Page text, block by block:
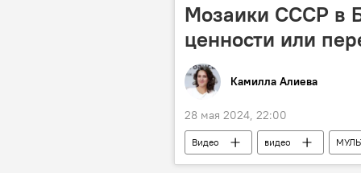
Мозаики СССР в
ценности или
Камилла Алиева
28 мая 2024, 22:00
Видео видео
Баку
СССР